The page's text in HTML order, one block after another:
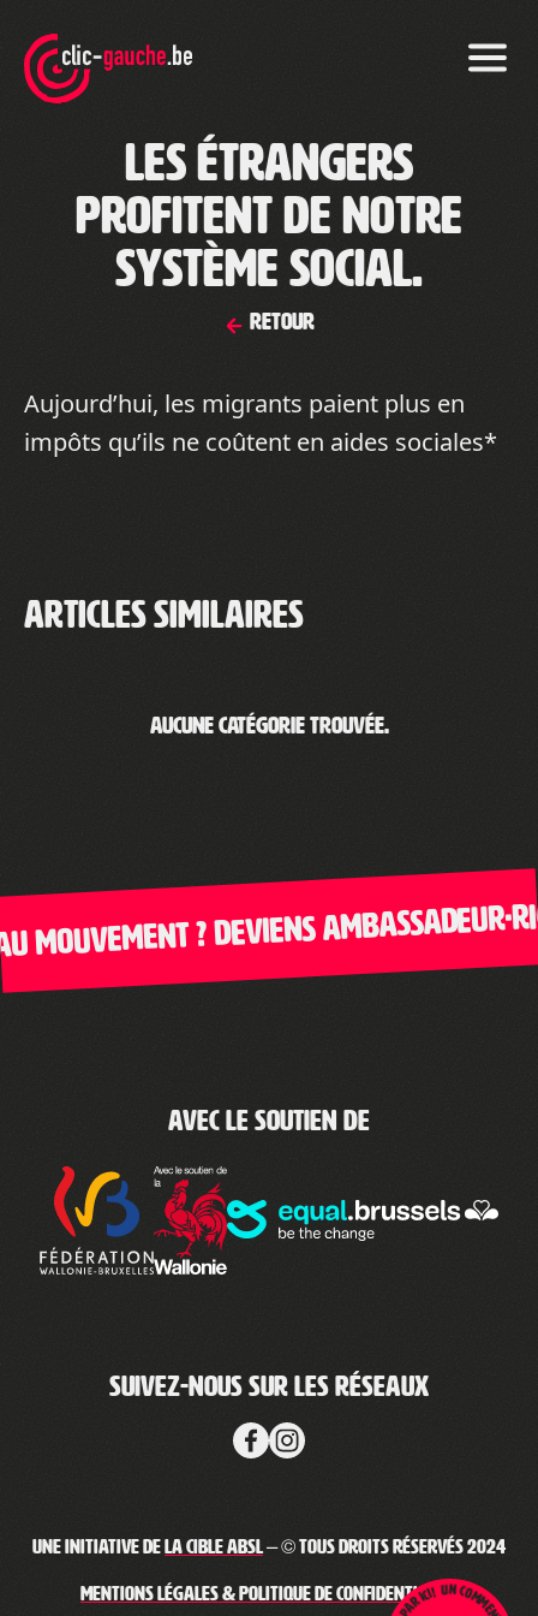
the
content
Les étrangers
profitent de notre
système social.
Retour
Aujourd’hui, les migrants paient plus en
impôts qu’ils ne coûtent en aides sociales*
Articles similaires
Aucune catégorie trouvée.
? Deviens
Avec le soutien de
Suivez-nous sur les réseaux
Une initiative deLa Cible ABSL– © Tous droits réservés 2024
Mentions légales & Politique de confidentialité